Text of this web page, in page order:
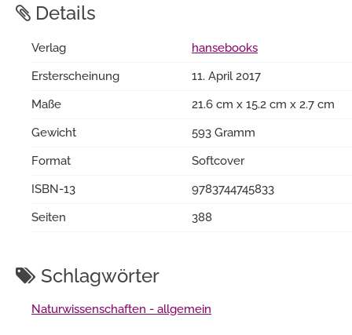
Details
Verlag
hansebooks
Ersterscheinung
11. April 2017
Maße
21.6 cm x 15.2 cm x 2.7 cm
Gewicht
593 Gramm
Format
Softcover
ISBN-13
9783744745833
Seiten
388
Schlagwörter
Naturwissenschaften - allgemein